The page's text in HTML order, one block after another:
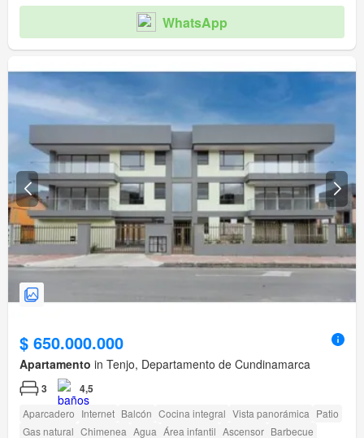
WhatsApp
$ 650.000.000
Apartamento in Tenjo, Departamento de Cundinamarca
3 4,5
Aparcadero Internet Balcón Cocina integral Vista panorámica Patio
Gas natural Chimenea Agua Área infantil Ascensor Barbecue